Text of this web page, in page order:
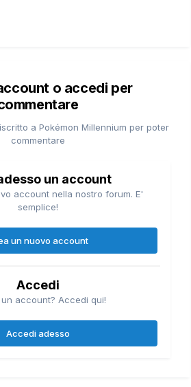
o accedi per
a Pokémon Millennium per poter
commentare
un account
account nella nostro forum. E'
semplice!
un nuovo account
Accedi
account? Accedi qui!
Accedi adesso